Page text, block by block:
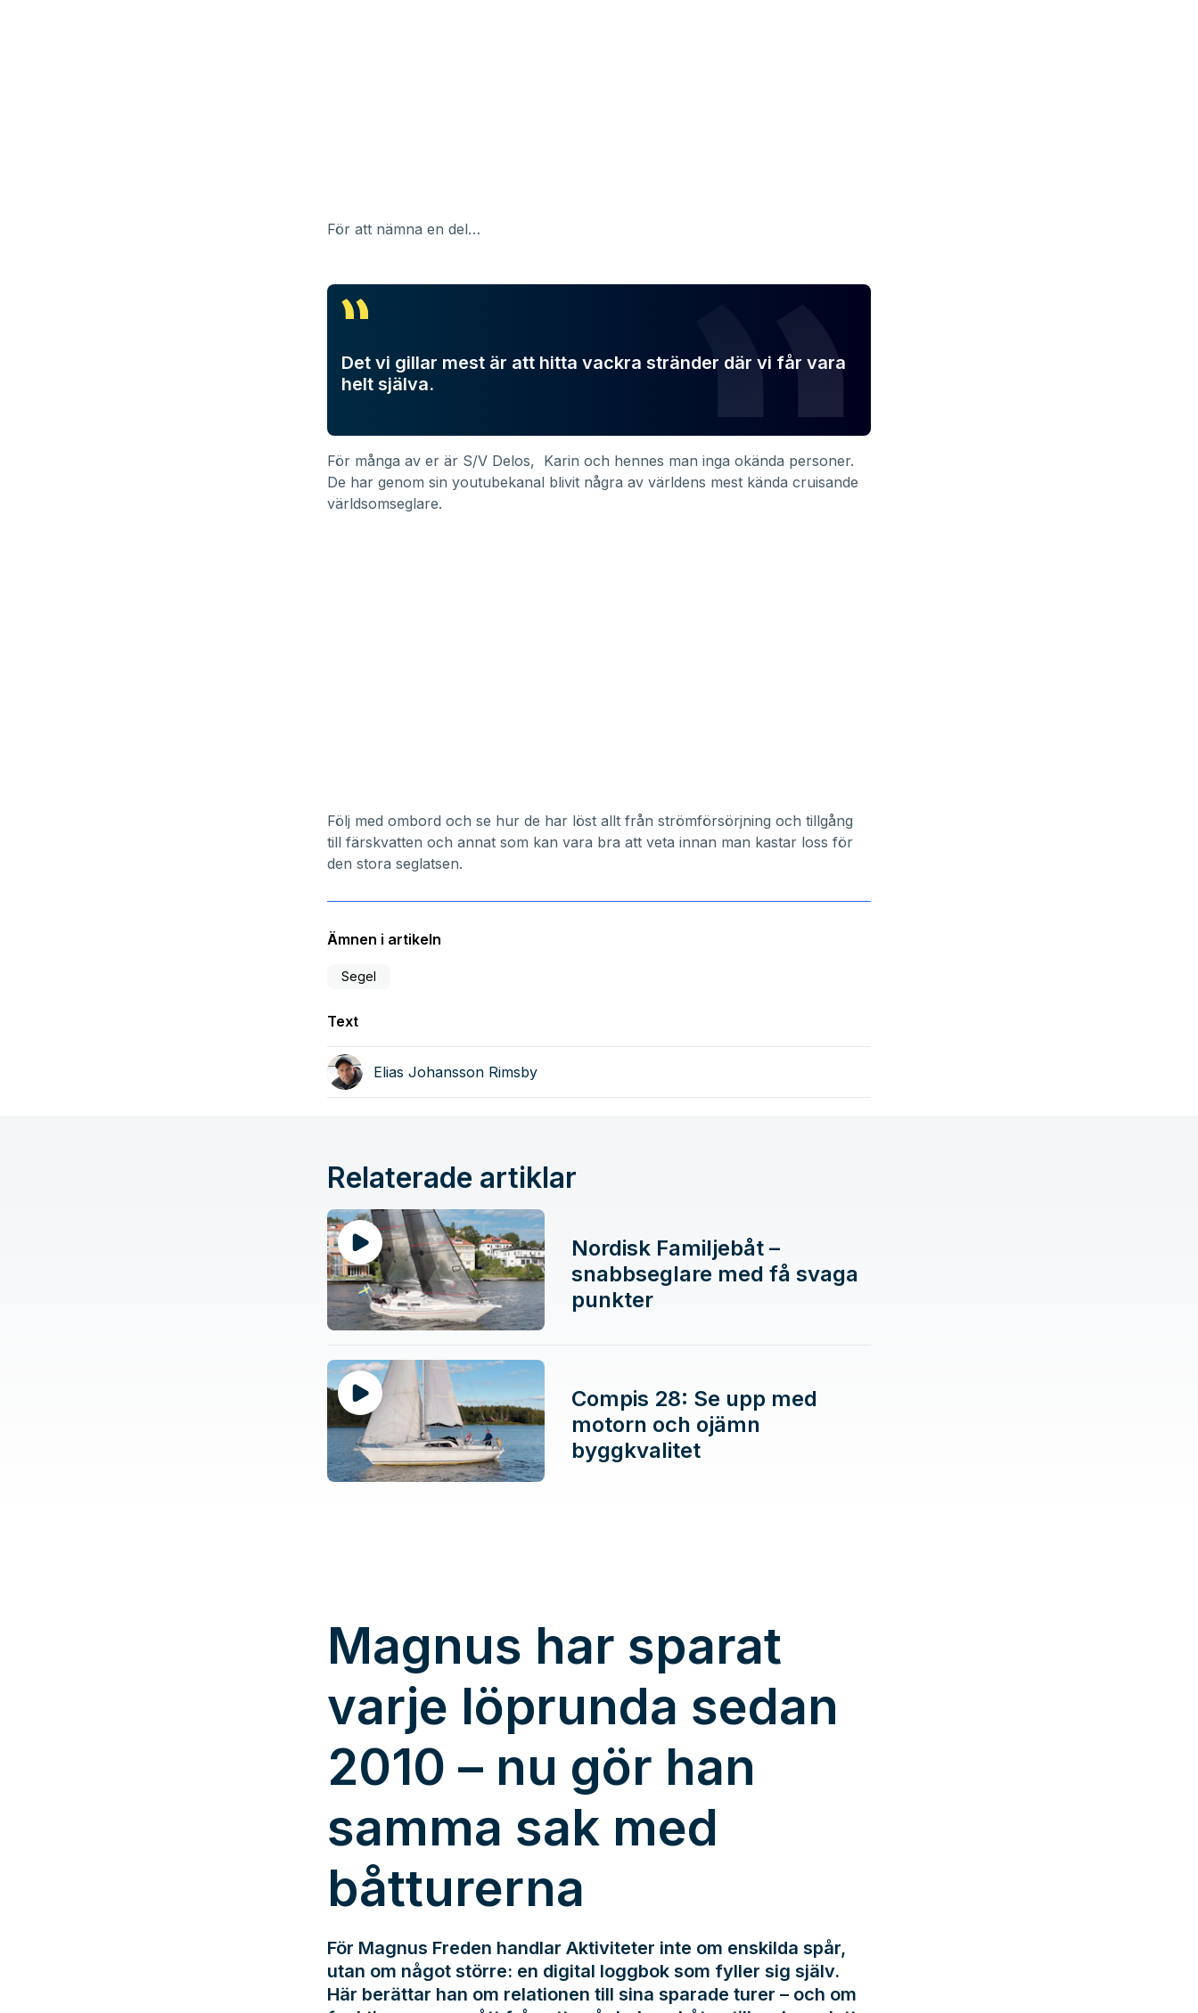
För att nämna en del…
Det vi gillar mest är att hitta vackra stränder där vi får vara
helt själva.
För många av er är S/V Delos, Karin och hennes man inga okända personer.
De har genom sin youtubekanal blivit några av världens mest kända cruisande
världsomseglare.
Följ med ombord och se hur de har löst allt från strömförsörjning och tillgång
till färskvatten och annat som kan vara bra att veta innan man kastar loss för
den stora seglatsen.
Ämnen i artikeln
Segel
Text
Elias Johansson Rimsby
Relaterade artiklar
Nordisk Familjebåt –
snabbseglare med få svaga
punkter
Compis 28: Se upp med
motorn och ojämn
byggkvalitet
Magnus har sparat
varje löprunda sedan
2010 – nu gör han
samma sak med
båtturerna
För Magnus Freden handlar Aktiviteter inte om enskilda spår,
utan om något större: en digital loggbok som fyller sig själv.
Här berättar han om relationen till sina sparade turer – och om